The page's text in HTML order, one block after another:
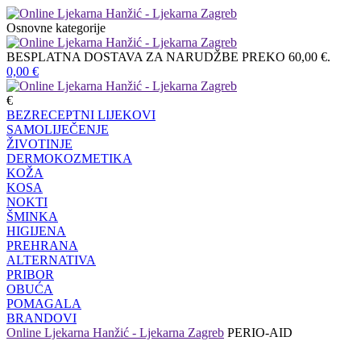
Osnovne kategorije
BESPLATNA DOSTAVA ZA NARUDŽBE PREKO 60,00 €.
0,00 €
€
BEZRECEPTNI LIJEKOVI
SAMOLIJEČENJE
ŽIVOTINJE
DERMOKOZMETIKA
KOŽA
KOSA
NOKTI
ŠMINKA
HIGIJENA
PREHRANA
ALTERNATIVA
PRIBOR
OBUĆA
POMAGALA
BRANDOVI
Online Ljekarna Hanžić - Ljekarna Zagreb PERIO-AID